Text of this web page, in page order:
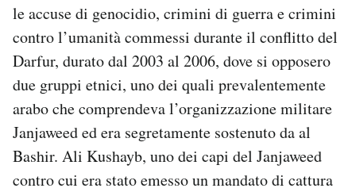
le accuse di genocidio, crimini di guerra e crimini
contro l’umanità commessi durante il conflitto del
Darfur, durato dal 2003 al 2006, dove si opposero
due gruppi etnici, uno dei quali prevalentemente
arabo che comprendeva l’organizzazione militare
Janjaweed ed era segretamente sostenuto da al
Bashir. Ali Kushayb, uno dei capi del Janjaweed
contro cui era stato emesso un mandato di cattura